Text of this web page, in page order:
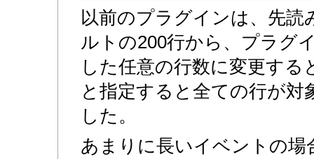
以前のプラグインは、先読
ルトの200行から、プラグ
した任意の行数に変更する
と指定すると全ての行が
した。
あまりに長いイベントの場